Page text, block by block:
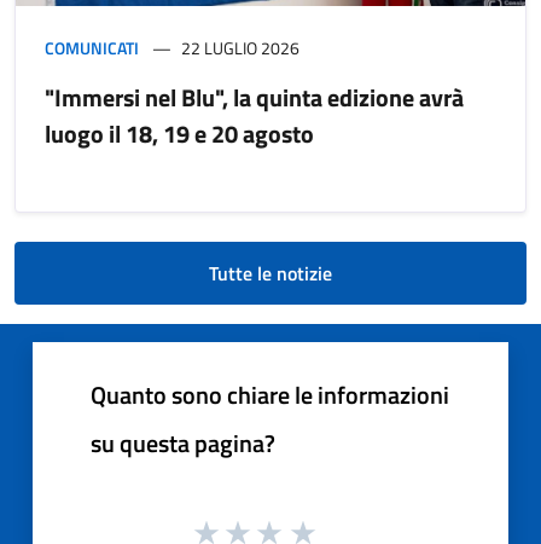
COMUNICATI 22 LUGLIO 2026
"Immersi nel Blu", la quinta edizione avrà
luogo il 18, 19 e 20 agosto
Tutte le notizie
Quanto sono chiare le informazioni
su questa pagina?